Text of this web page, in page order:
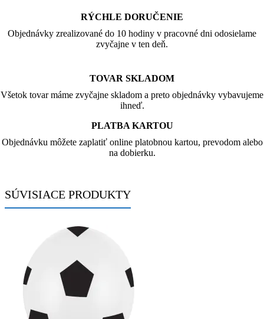
RÝCHLE DORUČENIE
Objednávky zrealizované do 10 hodiny v pracovné dni odosielame
zvyčajne v ten deň.
TOVAR SKLADOM
Všetok tovar máme zvyčajne skladom a preto objednávky vybavujeme
ihneď.
PLATBA KARTOU
Objednávku môžete zaplatiť online platobnou kartou, prevodom alebo
na dobierku.
SÚVISIACE PRODUKTY